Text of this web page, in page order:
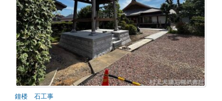
鐘楼 石工事